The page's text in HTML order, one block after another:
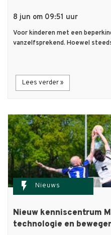
8 jun om 09:51 uur
Voor kinderen met een
vanzelfsprekend. Hoewel
Lees verder »
flash_on Nieuws
Nieuw kenniscentrum
technologie en